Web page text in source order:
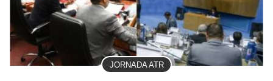
JORNADA ATR